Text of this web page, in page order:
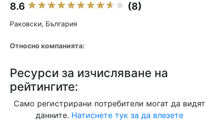
8.6 (8)
Раковски, България
Относно компанията:
Ресурси за изчисляване на
рейтингите:
Само регистрирани потребители могат да видят
данните. Натиснете тук за да влезете